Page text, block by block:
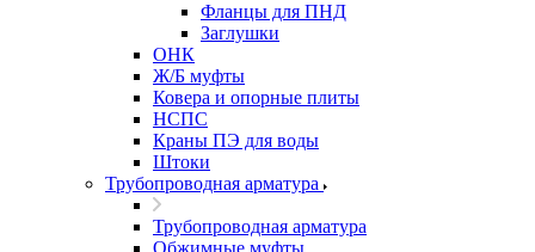
Фланцы для ПНД
Заглушки
ОНК
Ж/Б муфты
Ковера и опорные плиты
НСПС
Краны ПЭ для воды
Штоки
Трубопроводная арматура
Трубопроводная арматура
Обжимные муфты